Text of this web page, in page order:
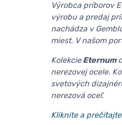
Výrobca príborov
výrobu a predaj
nachádza v
miest. V našom
KolekcieEternum
nerezovej ocele.
svetových
nerezová oceľ.
Kliknite a